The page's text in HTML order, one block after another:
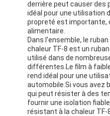
Ruban adhésif de tissu
Ruban adhésif dégrossi
Ruban adhésif d'ANIMAL
Moulage de précision de
Panneau d'isolation
derrière peut causer des
idéal pour une utilisation
propreté est importante,
alimentaire.
Dans l'ensemble, le
chaleur TF-8 est un
utilisé dans de
différentes.Le film à
rend idéal pour une
automobile.Si vous avez
qui peut résister à des
fournir une isolation
résistant à la chaleur TF-